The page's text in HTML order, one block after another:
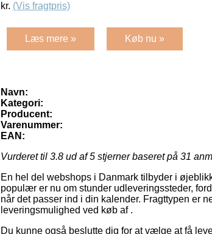
kr. (Vis fragtpris)
Læs mere » Køb nu »
Navn:
Kategori:
Producent:
Varenummer:
EAN:
Vurderet til 3.8 ud af 5 stjerner baseret på 31
En hel del webshops i Danmark tilbyder i
populær er nu om stunder udleveringssteder,
når det passer ind i din kalender. Fragttypen er
leveringsmulighed ved køb af .
Du kunne også beslutte dig for at vælge at få